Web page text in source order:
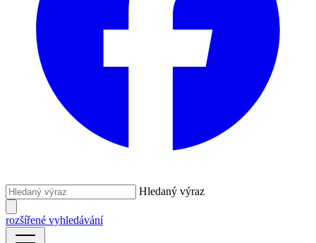
Hledaný výraz
rozšířené vyhledávání